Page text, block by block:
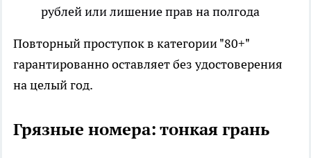
рублей или лишение прав на полгода
Повторный проступок в категории "80+"
гарантированно оставляет без удостоверения
на целый год.
Грязные номера: тонкая грань